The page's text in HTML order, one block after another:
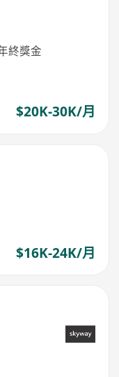
終獎金
$20K-30K/月
$16K-24K/月